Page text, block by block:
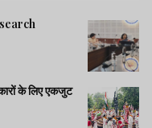
के लिए एकजुट